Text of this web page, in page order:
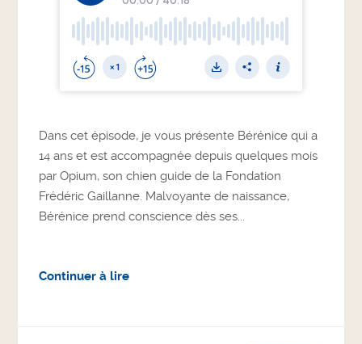
Dans cet épisode, je vous présente Bérénice qui a
14 ans et est accompagnée depuis quelques mois
par Opium, son chien guide de la Fondation
Frédéric Gaillanne. Malvoyante de naissance,
Bérénice prend conscience dès ses...
Continuer à lire